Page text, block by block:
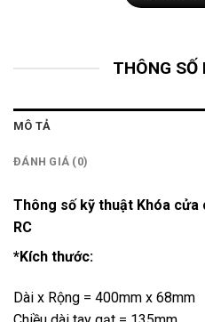
THÔNG SỐ
MÔ TẢ
ĐÁNH GIÁ (0)
Thông số kỹ thuật Khóa cửa
RC
*Kích thước:
Dài x Rộng = 400mm x 68mm